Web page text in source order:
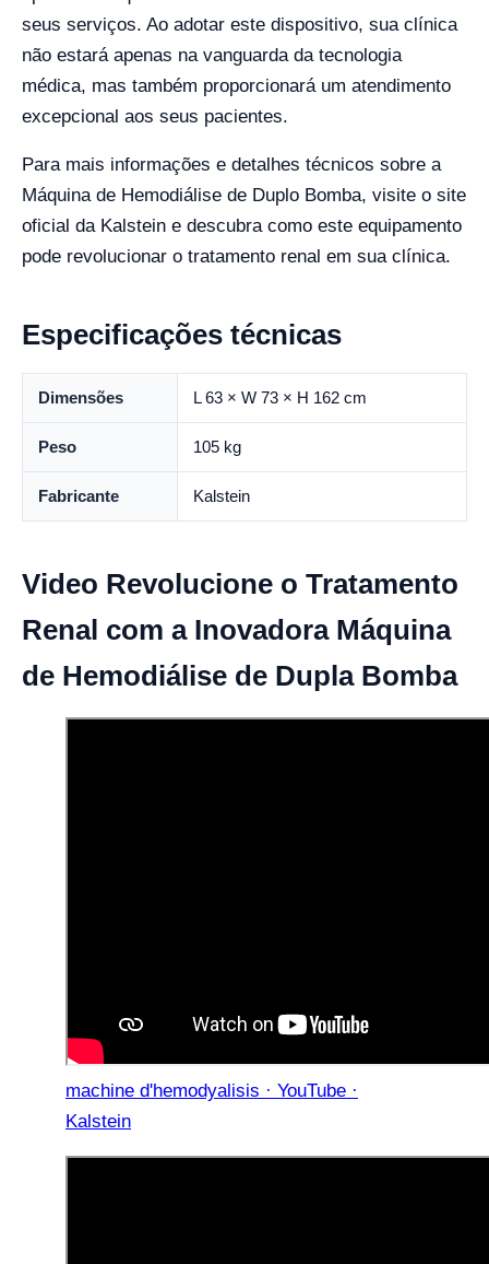
seus serviços. Ao adotar este dispositivo, sua clínica
não estará apenas na vanguarda da tecnologia
médica, mas também proporcionará um atendimento
excepcional aos seus pacientes.
Para mais informações e detalhes técnicos sobre a
Máquina de Hemodiálise de Duplo Bomba, visite o site
oficial da Kalstein e descubra como este equipamento
pode revolucionar o tratamento renal em sua clínica.
Especificações técnicas
Dimensões L 63 × W 73 × H 162 cm
Peso 105 kg
Fabricante Kalstein
Video Revolucione o Tratamento
Renal com a Inovadora Máquina
de Hemodiálise de Dupla Bomba
machine d'hemodyalisis · YouTube ·
Kalstein